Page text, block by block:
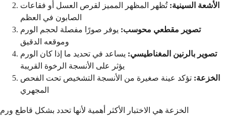
الأشعة السينية: تُظهر المظهر المميز لقرص العسل أو فقاعات
الصابون في العظم
تصوير مقطعي محوسب: يوفر صورًا مفصلة لحجم الورم
وموقعه الدقيق
تصوير بالرنين المغناطيسي: يساعد في تحديد ما إذا كان الورم
يؤثر على الأنسجة الرخوة القريبة
الخزعة: تؤكد عينة صغيرة من الأنسجة التشخيص تحت الفحص
المجهري
الخزعة هي الاختبار الأكثر أهمية لأنها تحدد بشكل قاطع ورم